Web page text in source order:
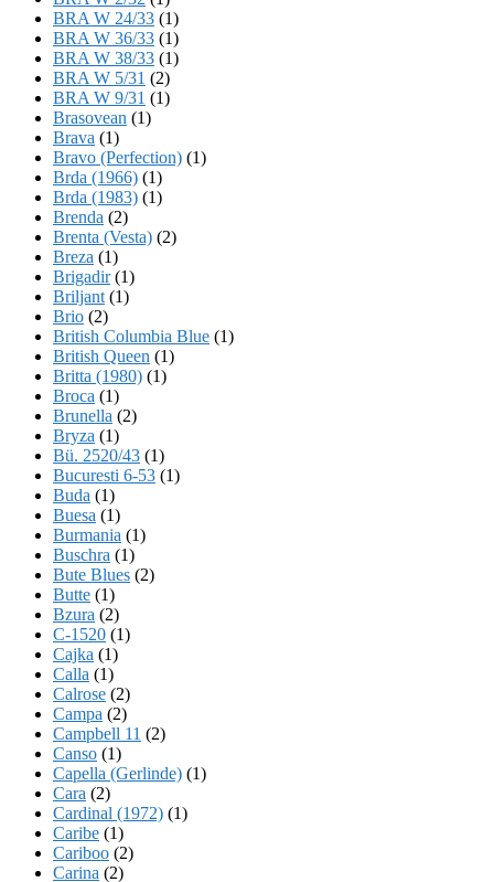
BRA W 24/33 (1)
BRA W 36/33 (1)
BRA W 38/33 (1)
BRA W 5/31 (2)
BRA W 9/31 (1)
Brasovean (1)
Brava (1)
Bravo (Perfection) (1)
Brda (1966) (1)
Brda (1983) (1)
Brenda (2)
Brenta (Vesta) (2)
Breza (1)
Brigadir(1)
Briljant (1)
Brio (2)
British Columbia Blue (1)
British Queen (1)
Britta (1980) (1)
Broca (1)
Brunella (2)
Bryza (1)
Bü. 2520/43 (1)
Bucuresti 6-53 (1)
Buda (1)
Buesa (1)
Burmania (1)
Buschra (1)
Bute Blues (2)
Butte (1)
Bzura (2)
C-1520 (1)
Cajka (1)
Calla (1)
Calrose (2)
Campa (2)
Campbell 11 (2)
Canso (1)
Capella (Gerlinde) (1)
Cara (2)
Cardinal (1972) (1)
Caribe (1)
Cariboo (2)
Carina (2)